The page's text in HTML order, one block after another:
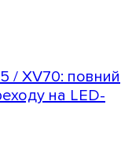
/ XV70: повний
на LED-